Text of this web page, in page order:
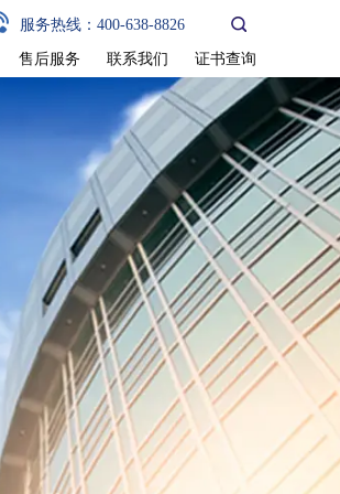
服务热线：400-638-8826
售后服务 联系我们 证书查询